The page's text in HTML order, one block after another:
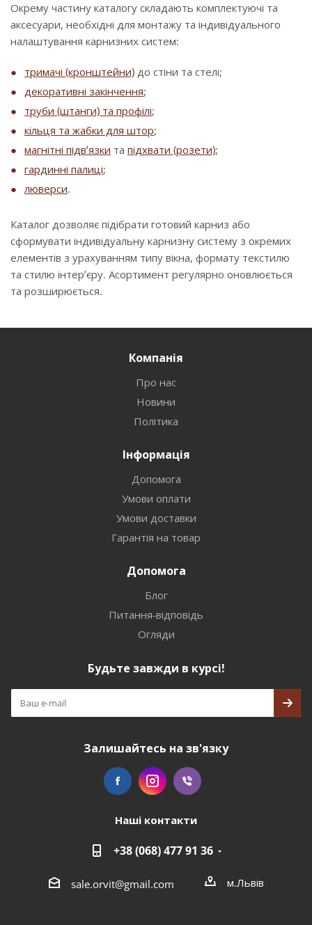
Окрему частину каталогу складають комплектуючі та
аксесуари, необхідні для монтажу та індивідуального
налаштування карнизних систем:
тримачі (кронштейни) до стіни та стелі;
декоративні закінчення;
труби (штанги) та профілі;
кільця та жабки для штор;
магнітні підв’язки та підхвати (розети);
гардинні палиці;
люверси.
Каталог дозволяє підібрати готовий карниз або
сформувати індивідуальну карнизну систему з окремих
елементів з урахуванням типу вікна, формату текстилю
та стилю інтер’єру. Асортимент регулярно оновлюється
та розширюється.
Компанія
Про нас
Новини
Політика
Інформація
Допомога
Умови оплати
Умови доставки
Гарантія на товар
Допомога
Блог
Питання-відповідь
Огляди
Будьте завжди в курсі!
Залишайтесь на зв'язку
Наші контакти
+38 (068) 477 91 36
sale.orvit@gmail.com м.Львів